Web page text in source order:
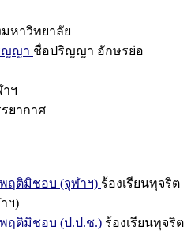
มหาวิทยาลัย
ญญา ชื่อปริญญา อักษรย่อ
ฯ
ยากาศ
ฤติมิชอบ (จุฬาฯ) ร้องเรียนทุจริต
ฯ)
ฤติมิชอบ (ป.ป.ช.) ร้องเรียนทุจริต